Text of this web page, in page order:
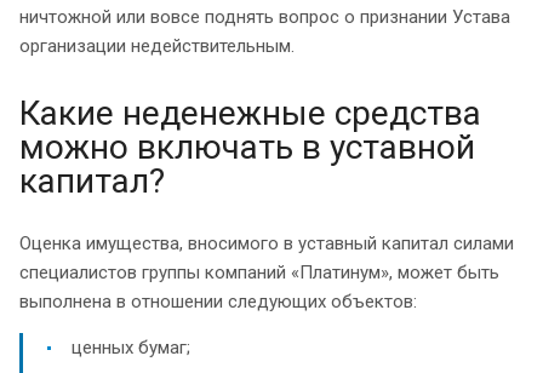
ничтожной или вовсе поднять вопрос о признании Устава
организации недействительным.
Какие неденежные средства
можно включать в уставной
капитал?
Оценка имущества, вносимого в уставный капитал силами
специалистов группы компаний «Платинум», может быть
выполнена в отношении следующих объектов:
ценных бумаг;